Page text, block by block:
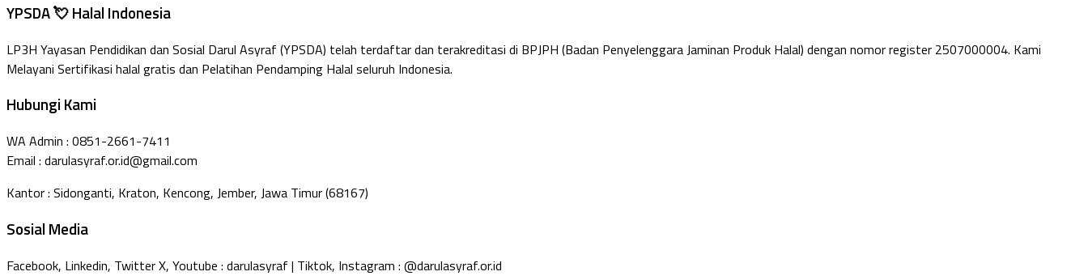
YPSDA 💘 Halal Indonesia
LP3H Yayasan Pendidikan dan Sosial Darul Asyraf (YPSDA) telah terdaftar dan terakreditasi di BPJPH (Badan Penyelenggara Jaminan Produk Halal) dengan nomor register 2507000004. Kami
Melayani Sertifikasi halal gratis dan Pelatihan Pendamping Halal seluruh Indonesia.
Hubungi Kami
WA Admin : 0851-2661-7411
Email : darulasyraf.or.id@gmail.com
Kantor : Sidonganti, Kraton, Kencong, Jember, Jawa Timur (68167)
Sosial Media
Facebook, Linkedin, Twitter X, Youtube : darulasyraf | Tiktok, Instagram : @darulasyraf.or.id